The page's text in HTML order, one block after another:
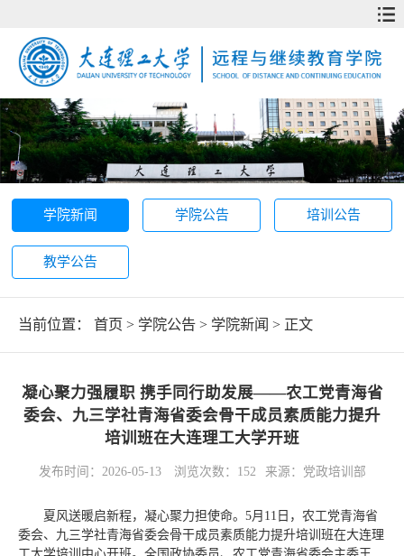
学院新闻 学院公告 培训公告
教学公告
当前位置： 首页 > 学院公告 > 学院新闻 > 正文
凝心聚力强履职 携手同行助发展——农工党青海省
委会、九三学社青海省委会骨干成员素质能力提升
培训班在大连理工大学开班
发布时间：2026-05-13 浏览次数： 152 来源：党政培训部
夏风送暖启新程，凝心聚力担使命。5月11日，农工党青海省
委会、九三学社青海省委会骨干成员素质能力提升培训班在大连理